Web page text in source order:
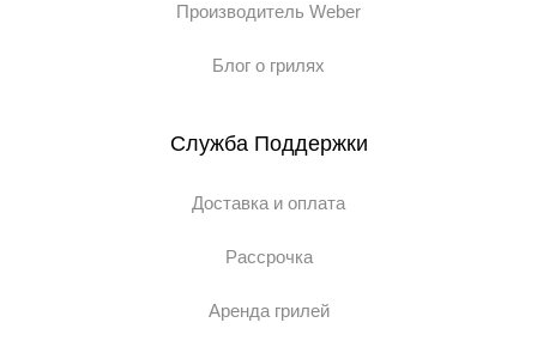
Производитель Weber
Блог о грилях
Служба Поддержки
Доставка и оплата
Рассрочка
Аренда грилей